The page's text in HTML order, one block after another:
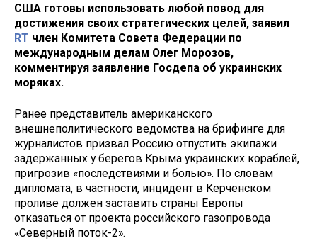
США готовы использовать любой повод для
достижения своих стратегических целей, заявил
RT член Комитета Совета Федерации по
международным делам Олег Морозов,
комментируя заявление Госдепа об украинских
моряках.
Ранее представитель американского
внешнеполитического ведомства на брифинге для
журналистов призвал Россию отпустить экипажи
задержанных у берегов Крыма украинских кораблей,
пригрозив «последствиями и болью». По словам
дипломата, в частности, инцидент в Керченском
проливе должен заставить страны Европы
отказаться от проекта российского газопровода
«Северный поток-2».